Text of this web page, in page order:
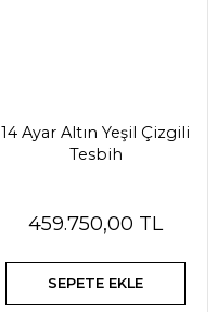
14 Ayar Altın Yeşil Çizgili
Tesbih
459.750,00 TL
SEPETE EKLE